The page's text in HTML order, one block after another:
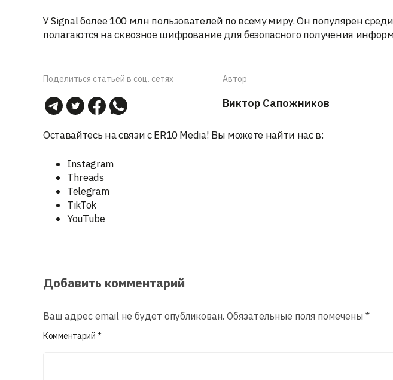
У Signal более 100 млн пользователей по всему миру. Он популярен
полагаются на сквозное шифрование для безопасного получения
Поделиться статьей в соц. сетях Автор
Виктор Сапожников
Оставайтесь на связи с ER10 Media! Вы можете найти нас в:
Instagram
Threads
Telegram
TikTok
YouTube
Добавить комментарий
Ваш адрес email не будет опубликован. Обязательные поля помечены *
Комментарий *